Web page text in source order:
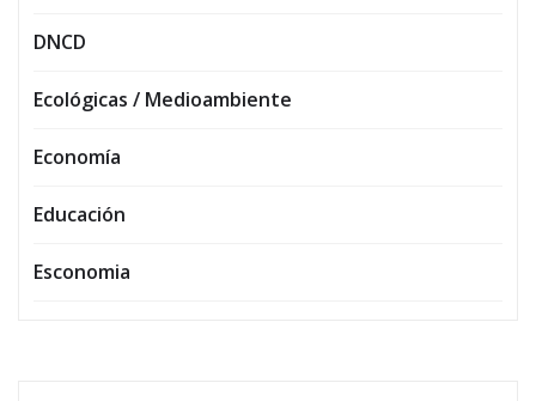
DNCD
Ecológicas / Medioambiente
Economía
Educación
Esconomia